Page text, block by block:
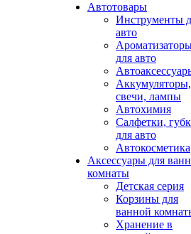
Автотовары
Инструменты
авто
для авто
Аккумуляторы,
свечи, лампы
Автохимия
Салфетки,
для авто
Автокосметика
Аксессуары для
комнаты
Детская серия
Корзины для
ванной
Хранение в